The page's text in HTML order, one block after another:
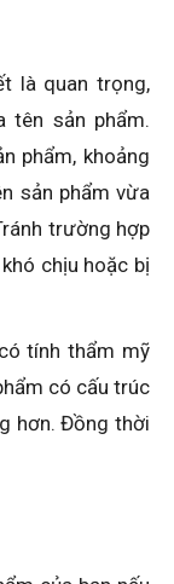
là quan trọng,
tên sản phẩm.
phẩm, khoảng
sản phẩm vừa
trường hợp
chịu hoặc bị
tính thẩm mỹ
có cấu trúc
hơn. Đồng thời